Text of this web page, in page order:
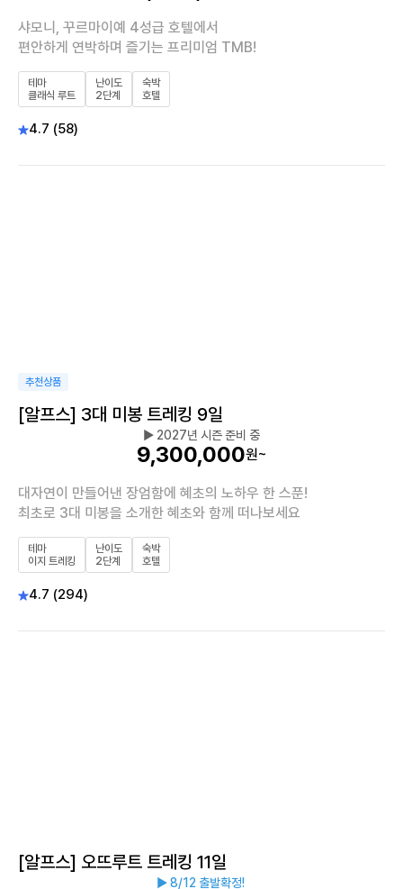
샤모니, 꾸르마이예 4성급 호텔에서
편안하게 연박하며 즐기는 프리미엄 TMB!
테마
클래식 루트
난이도
2단계
숙박
호텔
4.7 (58)
추천상품
[알프스] 3대 미봉 트레킹 9일
▶ 2027년 시즌 준비 중
9,300,000원~
대자연이 만들어낸 장엄함에 혜초의 노하우 한 스푼!
최초로 3대 미봉을 소개한 혜초와 함께 떠나보세요
테마
이지 트레킹
난이도
2단계
숙박
호텔
4.7 (294)
[알프스] 오뜨루트 트레킹 11일
▶ 8/12 출발확정!